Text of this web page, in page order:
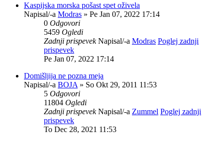
Kaspijska morska pošast spet oživela
Napisal/-a Modras » Pe Jan 07, 2022 17:14
0 Odgovori
5459 Ogledi
Zadnji prispevekNapisal/-a Modras Poglej zadnji
prispevek
Pe Jan 07, 2022 17:14
Domišljija ne pozna meja
Napisal/-a BOJA » So Okt 29, 2011 11:53
5 Odgovori
11804 Ogledi
Zadnji prispevekNapisal/-a Zummel Poglej zadnji
prispevek
To Dec 28, 2021 11:53